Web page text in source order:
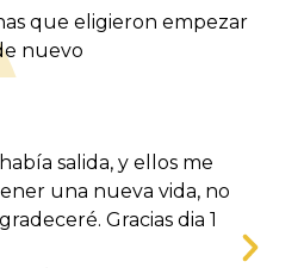
que eligieron empezar
nuevo
salida, y ellos me
una nueva vida, no
Gracias dia 1